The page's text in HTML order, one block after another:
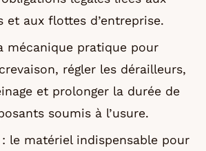
et aux flottes d’entreprise.
mécanique pratique pour
régler les dérailleurs,
et prolonger la durée de
soumis à l’usure.
le matériel indispensable pour